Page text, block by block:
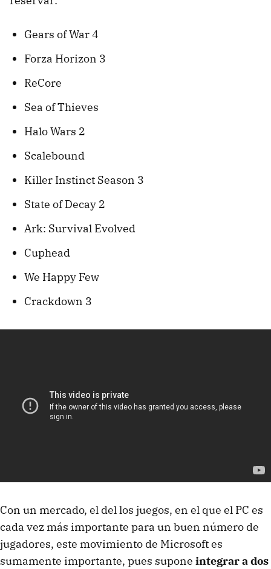
Gears of War 4
Forza Horizon 3
ReCore
Sea of Thieves
Halo Wars 2
Scalebound
Killer Instinct Season 3
State of Decay 2
Ark: Survival Evolved
Cuphead
We Happy Few
Crackdown 3
Con un mercado, el del los juegos, en el que el PC es
cada vez más importante para un buen número de
jugadores, este movimiento de Microsoft es
sumamente importante, pues supone integrar a dos